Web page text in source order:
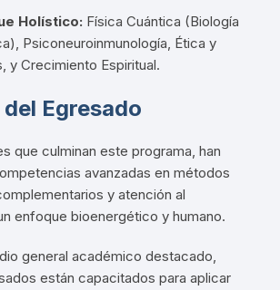
Holístico: Física Cuántica (Biología
Psiconeuroinmunología, Ética y
y Crecimiento Espiritual.
Egresado
que culminan este programa,han
avanzadas en métodos
y atención al
enfoque bioenergético y humano.
general académico destacado,
están capacitados para aplicar